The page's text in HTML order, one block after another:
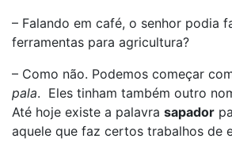
– Falando em café, o senhor podia
ferramentas para agricultura?
– Como não. Podemos começar
pala. Eles tinham também outro
Até hoje existe a palavra sapador
aquele que faz certos trabalhos de